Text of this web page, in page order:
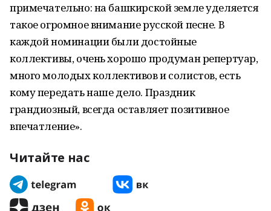
примечательно: на башкирской земле уделяется
такое огромное внимание русской песне. В
каждой номинации были достойные
коллективы, очень хорошо продуман репертуар,
много молодых коллективов и солистов, есть
кому передать наше дело. Праздник
грандиозный, всегда оставляет позитивное
впечатление».
Читайте нас